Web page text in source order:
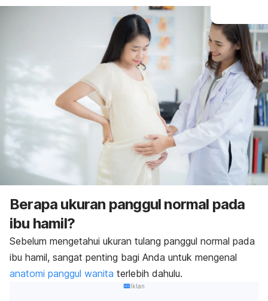
Berapa ukuran panggul normal pada
ibu hamil?
Sebelum mengetahui ukuran tulang panggul normal pada
ibu hamil, sangat penting bagi Anda untuk mengenal
anatomi panggul wanita terlebih dahulu.
Iklan